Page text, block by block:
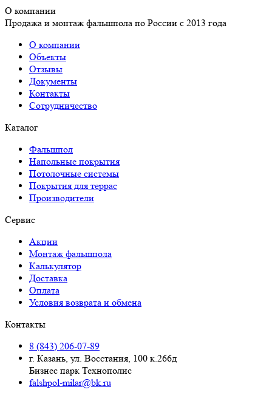
О компании
Продажа и монтаж фальшпола по России с 2013 года
О компании
Объекты
Отзывы
Документы
Контакты
Сотрудничество
Каталог
Фальшпол
Напольные покрытия
Потолочные системы
Покрытия для террас
Производители
Сервис
Акции
Монтаж фальшпола
Калькулятор
Доставка
Оплата
Условия возврата и обмена
Контакты
8 (843) 206-07-89
г. Казань, ул. Восстания, 100 к.266д
Бизнес парк Технополис
falshpol-milar@bk.ru